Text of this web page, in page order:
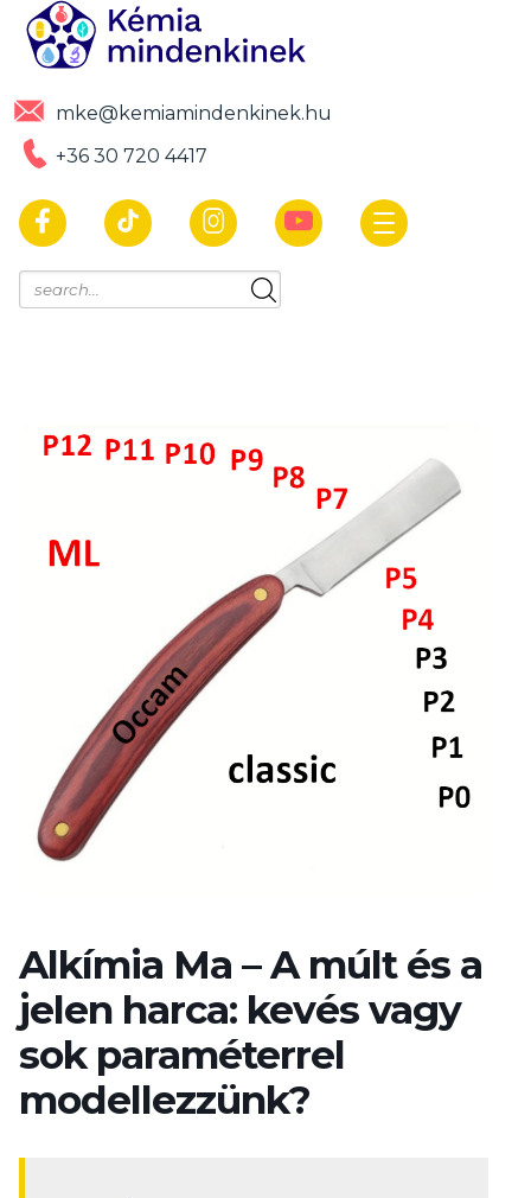
mke@kemiamindenkinek.hu
+36 30 720 4417
Alkímia Ma – A múlt és a
jelen harca: kevés vagy
sok paraméterrel
modellezzünk?